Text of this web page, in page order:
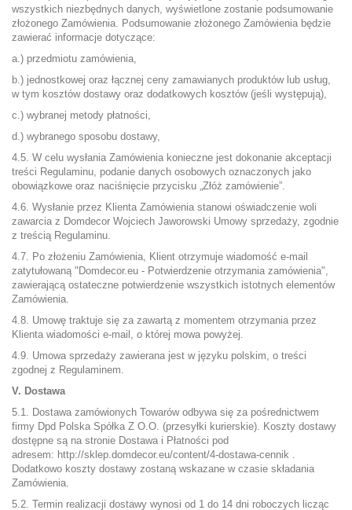
wszystkich niezbędnych danych, wyświetlone zostanie podsumowanie
złożonego Zamówienia. Podsumowanie złożonego Zamówienia będzie
zawierać informacje dotyczące:
a.) przedmiotu zamówienia,
b.) jednostkowej oraz łącznej ceny zamawianych produktów lub usług,
w tym kosztów dostawy oraz dodatkowych kosztów (jeśli występują),
c.) wybranej metody płatności,
d.) wybranego sposobu dostawy,
4.5. W celu wysłania Zamówienia konieczne jest dokonanie akceptacji
treści Regulaminu, podanie danych osobowych oznaczonych jako
obowiązkowe oraz naciśnięcie przycisku „Złóż zamówienie”.
4.6. Wysłanie przez Klienta Zamówienia stanowi oświadczenie woli
zawarcia z Domdecor Wojciech Jaworowski Umowy sprzedaży, zgodnie
z treścią Regulaminu.
4.7. Po złożeniu Zamówienia, Klient otrzymuje wiadomość e-mail
zatytułowaną "Domdecor.eu - Potwierdzenie otrzymania zamówienia",
zawierającą ostateczne potwierdzenie wszystkich istotnych elementów
Zamówienia.
4.8. Umowę traktuje się za zawartą z momentem otrzymania przez
Klienta wiadomości e-mail, o której mowa powyżej.
4.9. Umowa sprzedaży zawierana jest w języku polskim, o treści
zgodnej z Regulaminem.
V. Dostawa
5.1. Dostawa zamówionych Towarów odbywa się za pośrednictwem
firmy Dpd Polska Spółka Z O.O. (przesyłki kurierskie). Koszty dostawy
dostępne są na stronie Dostawa i Płatności pod
adresem: http://sklep.domdecor.eu/content/4-dostawa-cennik .
Dodatkowo koszty dostawy zostaną wskazane w czasie składania
Zamówienia.
5.2. Termin realizacji dostawy wynosi od 1 do 14 dni roboczych licząc